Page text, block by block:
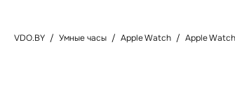
VDO.BY / Умные часы / Apple Watch / Apple